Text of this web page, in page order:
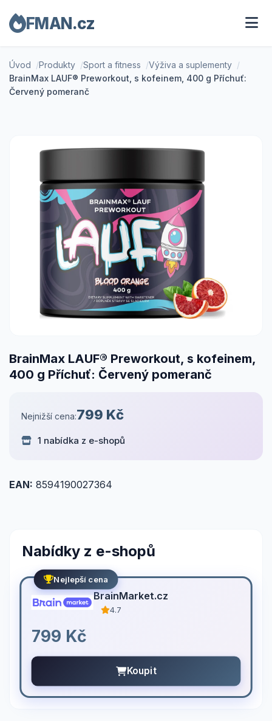
FMAN.cz
Úvod Produkty Sport a fitness
Výživa a suplementy
BrainMax LAUF® Preworkout, s kofeinem, 400 g Příchuť:
Červený pomeranč
BrainMax LAUF® Preworkout, s kofeinem,
400 g Příchuť: Červený pomeranč
Nejnižší cena:799 Kč
1 nabídka z e-shopů
EAN: 8594190027364
Nabídky z e-shopů
Nejlepší cena
BrainMarket.cz
4.7
799 Kč
Koupit